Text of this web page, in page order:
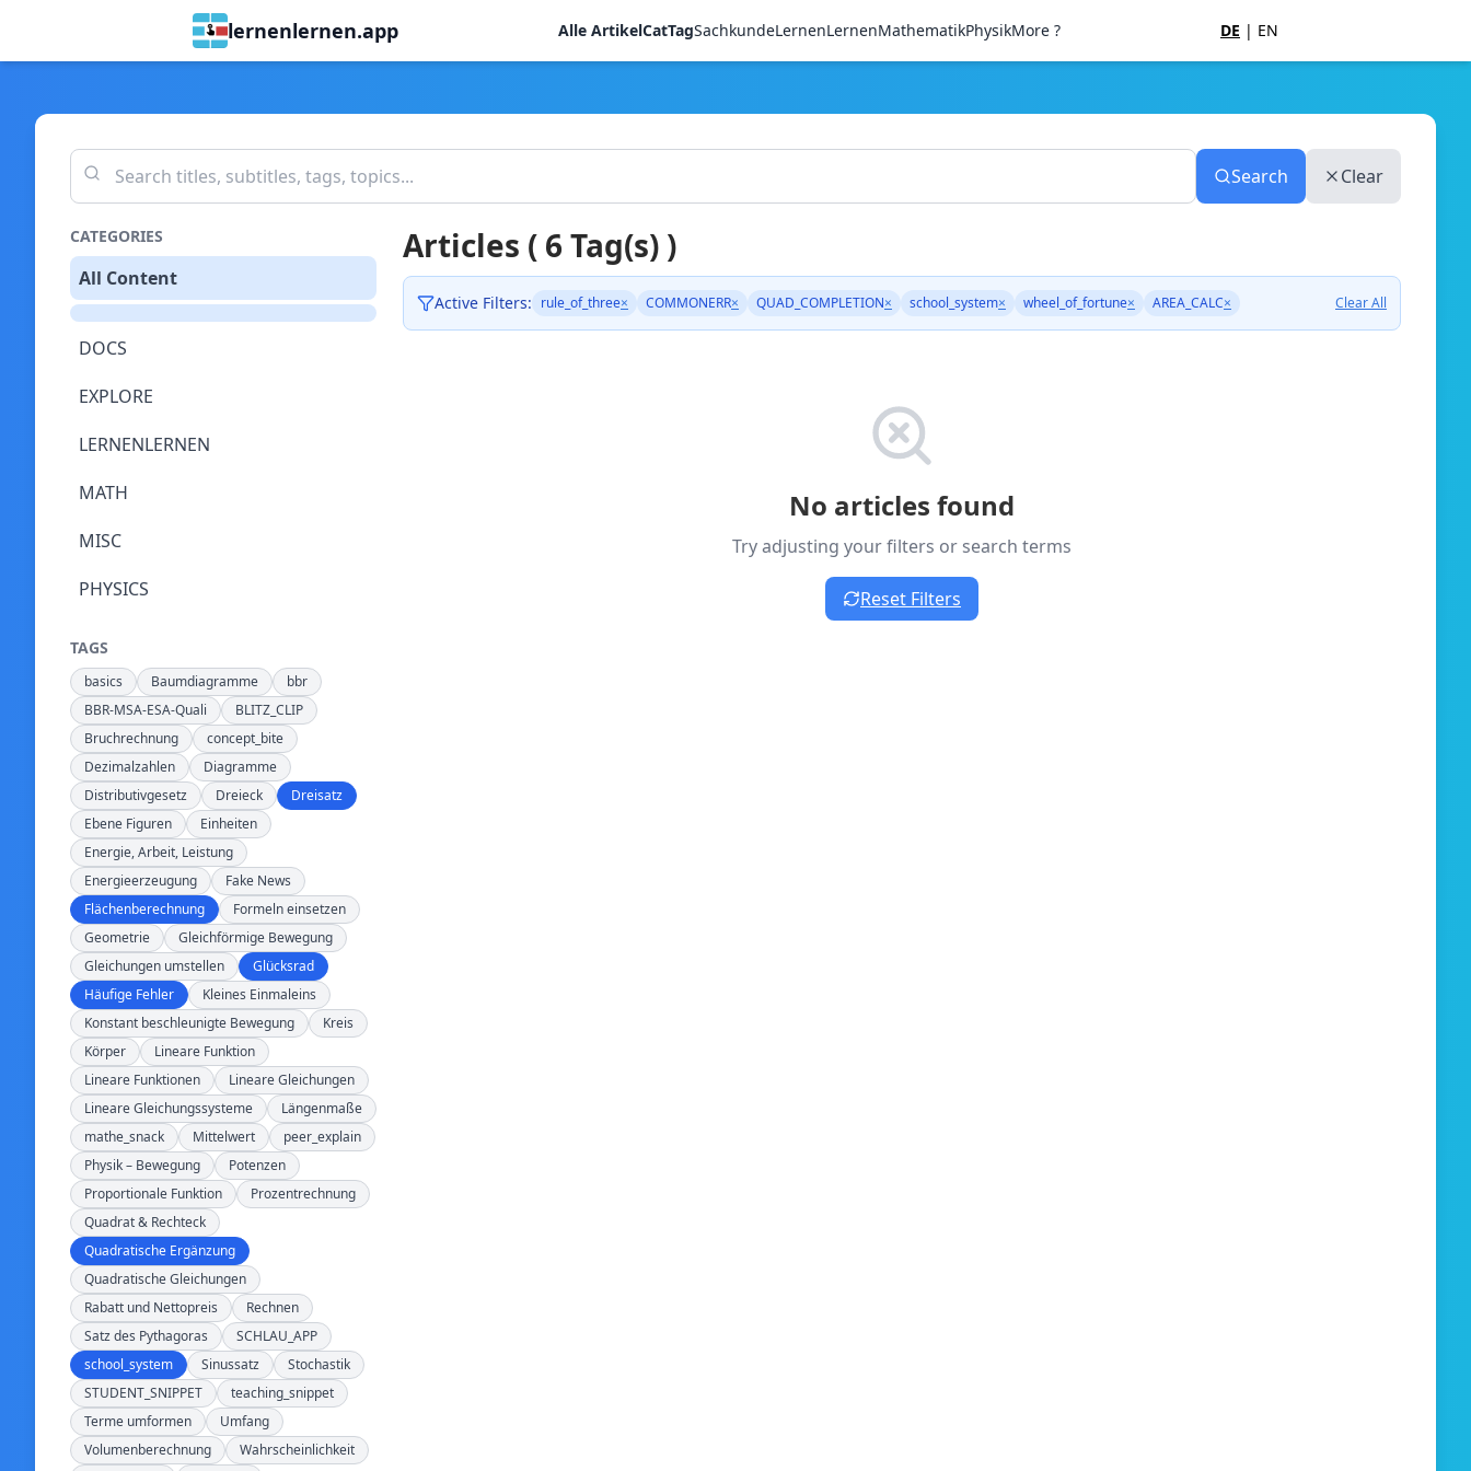
lernenlernen.app Alle ArtikelCatTagSachkundeLernenLernenMathematikPhysikMore ? DE | EN
Search Clear
CATEGORIES
All Content
DOCS
EXPLORE
LERNENLERNEN
MATH
MISC
PHYSICS
TAGS
basics Baumdiagramme
bbr
BBR-MSA-ESA-Quali
BLITZ_CLIP
Bruchrechnung
concept_bite
Dezimalzahlen
Diagramme
Distributivgesetz
Dreieck
Dreisatz
Ebene Figuren
Einheiten
Energie, Arbeit, Leistung
Energieerzeugung
Fake News
Flächenberechnung
Formeln einsetzen
Geometrie
Gleichförmige Bewegung
Gleichungen umstellen
Glücksrad
Häufige Fehler
Kleines Einmaleins
Konstant beschleunigte Bewegung
Kreis
Körper
Lineare Funktion
Lineare Funktionen
Lineare Gleichungen
Lineare Gleichungssysteme
Längenmaße
mathe_snack
Mittelwert
peer_explain
Physik – Bewegung
Potenzen
Proportionale Funktion
Prozentrechnung
Quadrat & Rechteck
Quadratische Ergänzung
Quadratische Gleichungen
Rabatt und Nettopreis
Rechnen
Satz des Pythagoras
SCHLAU_APP
school_system
Sinussatz
Stochastik
STUDENT_SNIPPET
teaching_snippet
Terme umformen
Umfang
Volumenberechnung
Wahrscheinlichkeit
Articles ( 6 Tag(s) )
Active Filters: rule_of_three× COMMONERR× QUAD_COMPLETION× school_system× wheel_of_fortune× AREA_CALC× Clear All
No articles found
Try adjusting your filters or search terms
Reset Filters